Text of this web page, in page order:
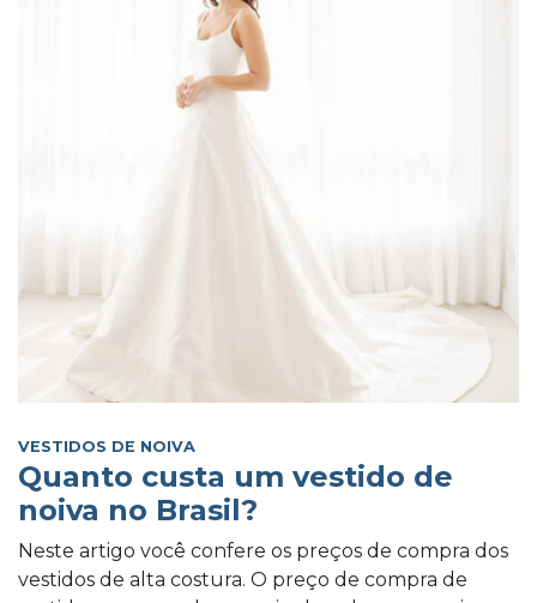
VESTIDOS DE NOIVA
Quanto custa um vestido de
noiva no Brasil?
Neste artigo você confere os preços de compra dos
vestidos de alta costura. O preço de compra de